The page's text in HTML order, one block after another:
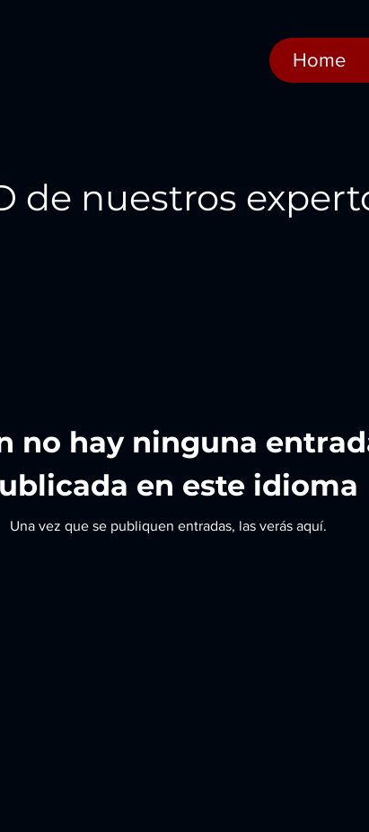
Home
de nuestros
no hay ninguna
en este idioma
Una vez que se publiquen entradas, las verás aquí.